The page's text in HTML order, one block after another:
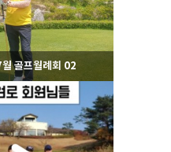
1046
08-09
골프월례회 02